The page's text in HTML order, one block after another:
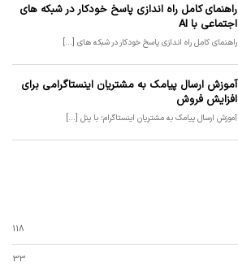
راهنمای کامل راه اندازی پاسخ خودکار در شبکه های
اجتماعی با AI
راهنمای کامل راه اندازی پاسخ خودکار در شبکه های [...]
آموزش ارسال پیامک به مشتریان اینستاگرامی برای
افزایش فروش
آموزش ارسال پیامک به مشتریان اینستاگرام؛ با پنل [...]
118
33